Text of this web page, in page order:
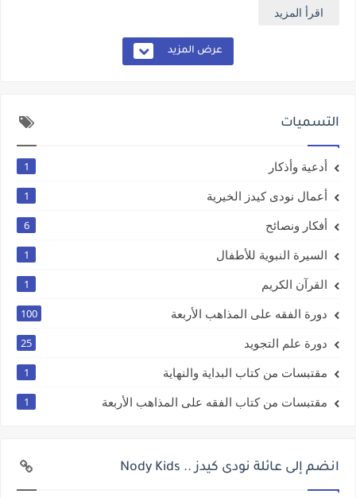
اقرأ المزيد
عرض المزيد
التسميات
أدعية وأذكار 1
أعمال نودى كيدز الخيرية 1
أفكار ونصائح 6
السيرة النبوية للأطفال 1
القرآن الكريم 1
دورة الفقه على المذاهب الأربعة 100
دورة علم التجويد 25
مقتبسات من كتاب البداية والنهاية 1
مقتبسات من كتاب الفقه على المذاهب الأربعة 1
انضم إلى عائلة نودى كيدز .. Nody Kids